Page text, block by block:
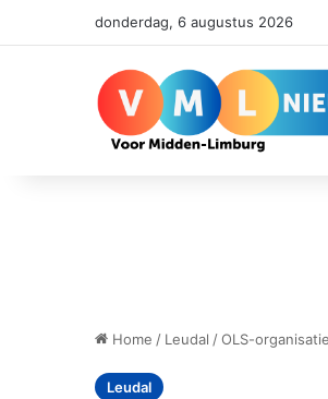
donderdag, 6 augustus 2026
Home / Leudal /OLS-
Leudal